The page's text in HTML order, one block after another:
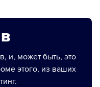
и, может быть, это
этого, из ваших